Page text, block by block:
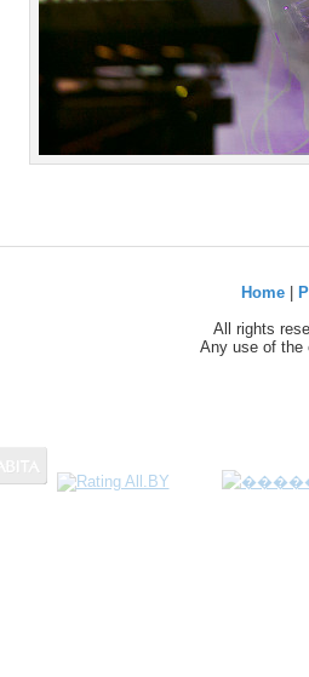
Home|
All rights
Any use of the